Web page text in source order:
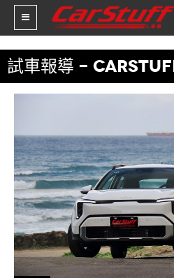
新車價格
賽車新聞
汽車改裝
輪胎特區
促銷訊息
人車軼事
試車報導 -